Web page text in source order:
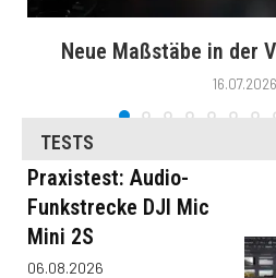
Neue Maßstäbe in der
16.07.2026
TESTS
Praxistest: Audio-
Funkstrecke DJI Mic
Mini 2S
06.08.2026